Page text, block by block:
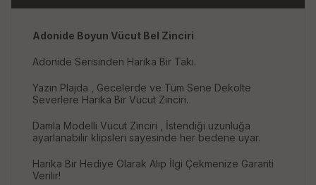
Adonide Boyun Vücut Bel Zinciri
Adonide Serisinden Harika Bir Takı.
Yazın Plajda , Gecelerde ve Tüm Sene Dekolte
Severlere Harika Bir Vücut Zinciri.
Damla Modelli Vücut Zinciri , İstendiği uzunluğa
ayarlanabilir klipsleri sayesinde her bedene uyar.
Harika Bir Hediye Olarak Alıp İlgi Çekmenize Garanti
Verilir!